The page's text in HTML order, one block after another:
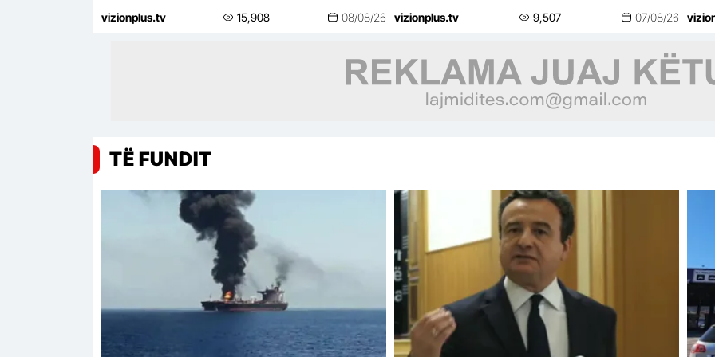
vizionplus.tv 15,908 08/08/26 vizionplus.tv 9,507 07/08/26
TË FUNDIT